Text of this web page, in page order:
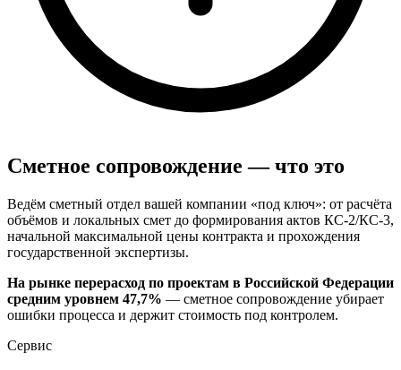
Сметное сопровождение — что это
Ведём сметный отдел вашей компании «под ключ»: от расчёта
объёмов и локальных смет до формирования актов КС-2/КС-3,
начальной максимальной цены контракта и прохождения
государственной экспертизы.
На рынке перерасход по проектам в Российской Федерации
средним уровнем 47,7% — сметное сопровождение убирает
ошибки процесса и держит стоимость под контролем.
Сервис